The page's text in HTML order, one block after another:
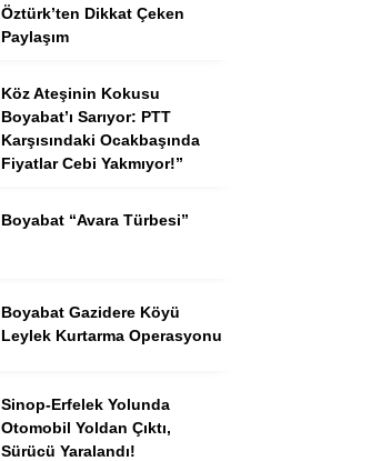
Öztürk’ten Dikkat Çeken
Paylaşım
Köz Ateşinin Kokusu
Boyabat’ı Sarıyor: PTT
Karşısındaki Ocakbaşında
Fiyatlar Cebi Yakmıyor!”
Boyabat “Avara Türbesi”
Boyabat Gazidere Köyü
Leylek Kurtarma Operasyonu
Sinop-Erfelek Yolunda
Otomobil Yoldan Çıktı,
Sürücü Yaralandı!